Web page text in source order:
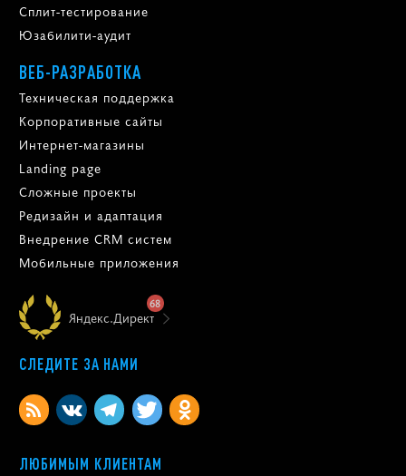
Сплит-тестирование
Юзабилити-аудит
ВЕБ-РАЗРАБОТКА
Техническая поддержка
Корпоративные сайты
Интернет-магазины
Landing page
Сложные проекты
Редизайн и адаптация
Внедрение CRM систем
Мобильные приложения
Яндекс.Директ
68
СЛЕДИТЕ ЗА НАМИ
ЛЮБИМЫМ КЛИЕНТАМ